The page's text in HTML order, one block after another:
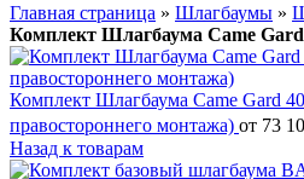
Главная страница » Шлагбаумы »
Комплект Шлагбаума Came Gard
Комплект Шлагбаума Came Gard
правостороннего монтажа) от 73
Назад к товарам